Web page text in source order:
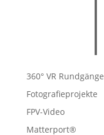
360° VR Rundgänge
Fotografieprojekte
FPV-Video
Matterport®